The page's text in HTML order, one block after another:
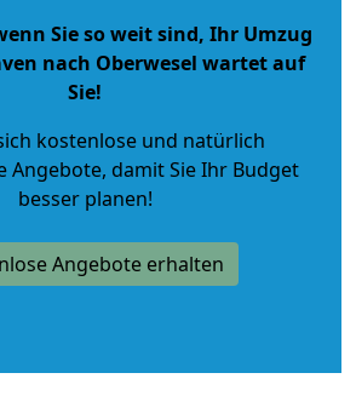
Sie so weit sind, Ihr Umzug
nach Oberwesel wartet auf
Sie!
kostenlose und natürlich
Angebote, damit Sie Ihr Budget
besser planen!
Angebote erhalten